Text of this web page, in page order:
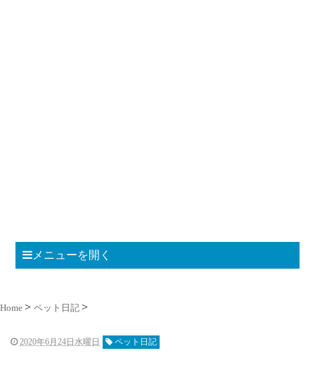
メニューを開く
Home ペット日記
2020年6月24日水曜日 ペット日記